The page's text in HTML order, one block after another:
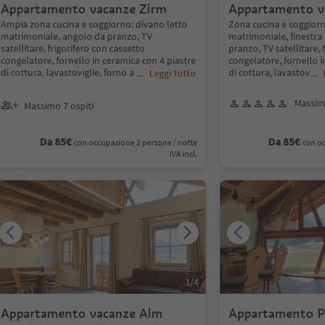
Appartamento vacanze Zirm
Ampia zona cucina e soggiorno: divano letto
matrimoniale, angolo da pranzo, TV
satellitare, frigorifero con cassetto
congelatore, fornello in ceramica con 4 piastre
di cottura, lavastoviglie, forno a ... Leggi tutto
Massimo 7 ospiti
Da 85€ con occupazione 2 persone / notte
IVA incl.
Appartamento
Zona cucina e
matrimoniale, finestra
pranzo, TV satellitare,
congelatore, fornello
di cottura, lavastov...
Da 85€ con
Appartamento vacanze Alm
1/4
Appartamento